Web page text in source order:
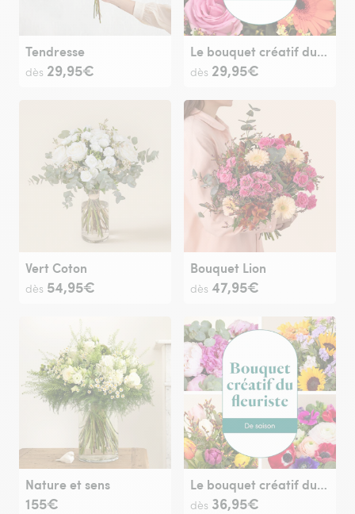
Tendresse
dès 29,95€
Le bouquet créatif du fleuriste multicolore
dès 29,95€
Vert Coton
dès 54,95€
Bouquet Lion
dès 47,95€
Nature et sens
155€
Le bouquet créatif du fleuriste de saison
dès 36,95€